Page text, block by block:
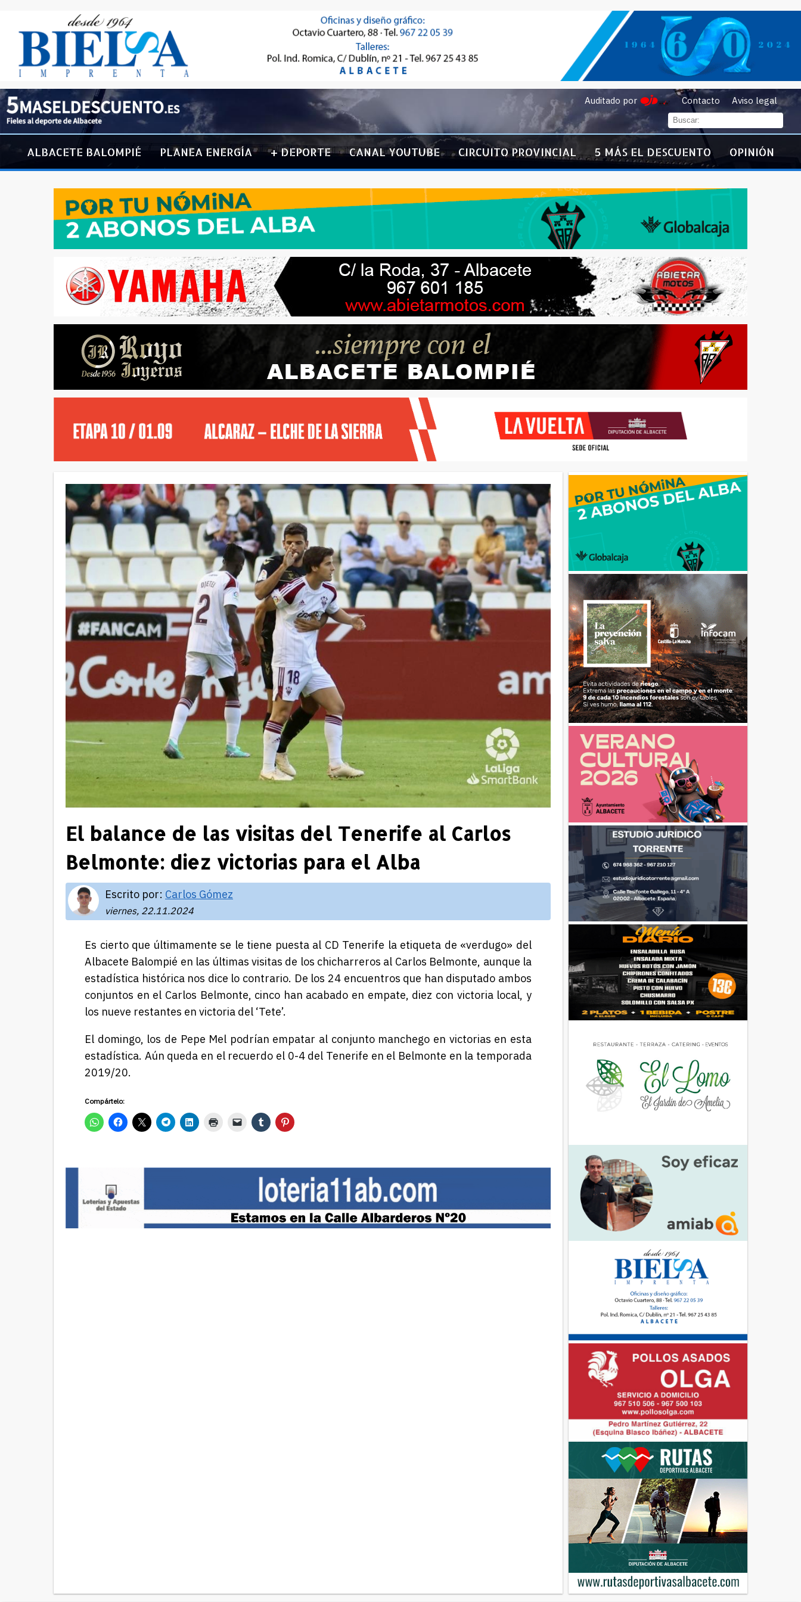
Auditado por Contacto Aviso legal
ALBACETE BALOMPIÉ PLANEA ENERGÍA + DEPORTE CANAL YOUTUBE CIRCUITO PROVINCIAL 5 MÁS EL DESCUENTO OPINIÓN
El balance de las visitas del Tenerife al Carlos
Belmonte: diez victorias para el Alba
Escrito por: Carlos Gómez
viernes, 22.11.2024
Es cierto que últimamente se le tiene puesta al CD Tenerife la etiqueta de «verdugo» del
Albacete Balompié en las últimas visitas de los chicharreros al Carlos Belmonte, aunque la
estadística histórica nos dice lo contrario. De los 24 encuentros que han disputado ambos
conjuntos en el Carlos Belmonte, cinco han acabado en empate, diez con victoria local, y
los nueve restantes en victoria del ‘Tete’.
El domingo, los de Pepe Mel podrían empatar al conjunto manchego en victorias en esta
estadística. Aún queda en el recuerdo el 0-4 del Tenerife en el Belmonte en la temporada
2019/20.
Compártelo: